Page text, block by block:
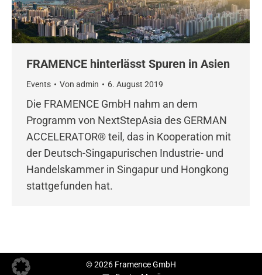
FRAMENCE hinterlässt Spuren in Asien
Events Von admin 6. August 2019
Die FRAMENCE GmbH nahm an dem
Programm von NextStepAsia des GERMAN
ACCELERATOR® teil, das in Kooperation mit
der Deutsch-Singapurischen Industrie- und
Handelskammer in Singapur und Hongkong
stattgefunden hat.
© 2026 Framence GmbH